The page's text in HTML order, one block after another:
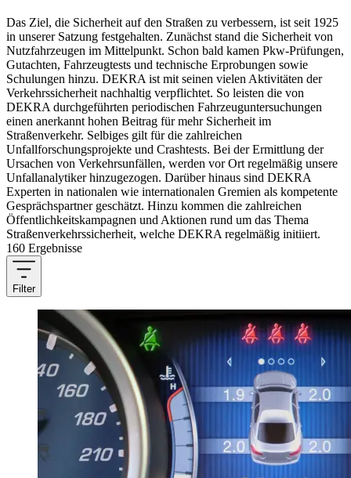
Das Ziel, die Sicherheit auf den Straßen zu verbessern, ist seit 1925
in unserer Satzung festgehalten. Zunächst stand die Sicherheit von
Nutzfahrzeugen im Mittelpunkt. Schon bald kamen Pkw-Prüfungen,
Gutachten, Fahrzeugtests und technische Erprobungen sowie
Schulungen hinzu. DEKRA ist mit seinen vielen Aktivitäten der
Verkehrssicherheit nachhaltig verpflichtet. So leisten die von
DEKRA durchgeführten periodischen Fahrzeuguntersuchungen
einen anerkannt hohen Beitrag für mehr Sicherheit im
Straßenverkehr. Selbiges gilt für die zahlreichen
Unfallforschungsprojekte und Crashtests. Bei der Ermittlung der
Ursachen von Verkehrsunfällen, werden vor Ort regelmäßig unsere
Unfallanalytiker hinzugezogen. Darüber hinaus sind DEKRA
Experten in nationalen wie internationalen Gremien als kompetente
Gesprächspartner geschätzt. Hinzu kommen die zahlreichen
Öffentlichkeitskampagnen und Aktionen rund um das Thema
Straßenverkehrssicherheit, welche DEKRA regelmäßig initiiert.
160 Ergebnisse
Filter